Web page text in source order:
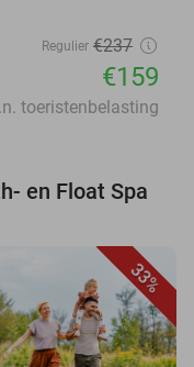
Regulier €237
€159
toeristenbelasting
en Float Spa
33%